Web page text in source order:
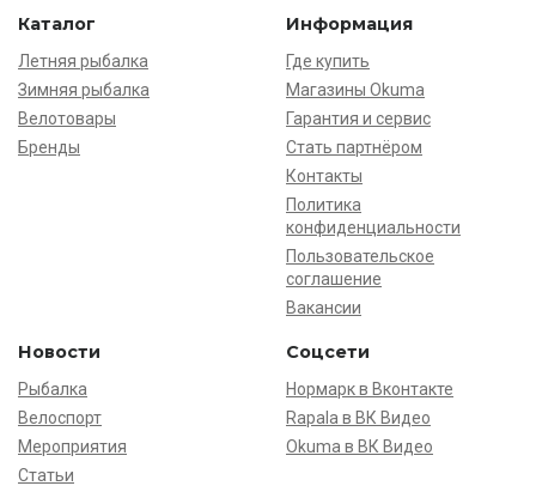
Каталог
Летняя рыбалка
Зимняя рыбалка
Велотовары
Бренды
Информация
Где купить
Магазины Okuma
Гарантия и сервис
Стать партнёром
Контакты
Политика
конфиденциальности
Пользовательское
соглашение
Вакансии
Новости
Рыбалка
Велоспорт
Мероприятия
Статьи
Соцсети
Нормарк в Вконтакте
Rapala в ВК Видео
Okuma в ВК Видео